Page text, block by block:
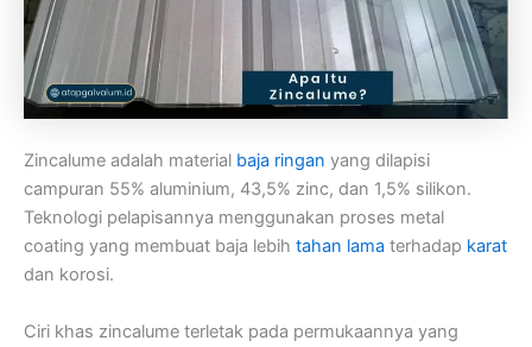
Zincalume adalah material baja ringan yang dilapisi
campuran 55% aluminium, 43,5% zinc, dan 1,5% silikon.
Teknologi pelapisannya menggunakan proses metal
coating yang membuat baja lebih tahan lama terhadap karat
dan korosi.
Ciri khas zincalume terletak pada permukaannya yang